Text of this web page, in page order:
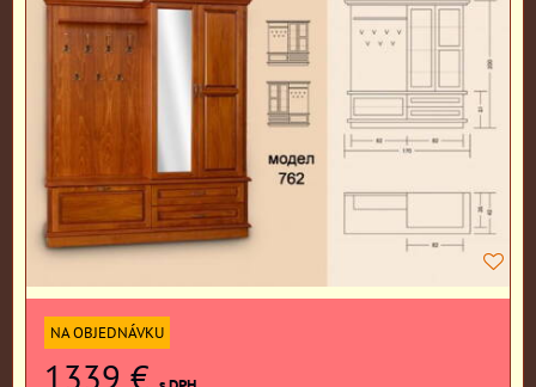
NA OBJEDNÁVKU
1339 €